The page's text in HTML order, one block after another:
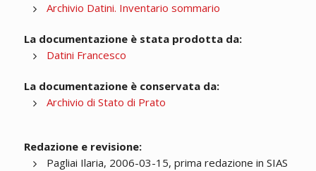
Archivio Datini. Inventario sommario
La documentazione è stata prodotta da:
Datini Francesco
La documentazione è conservata da:
Archivio di Stato di Prato
Redazione e revisione:
Pagliai Ilaria, 2006-03-15, prima redazione in SIAS